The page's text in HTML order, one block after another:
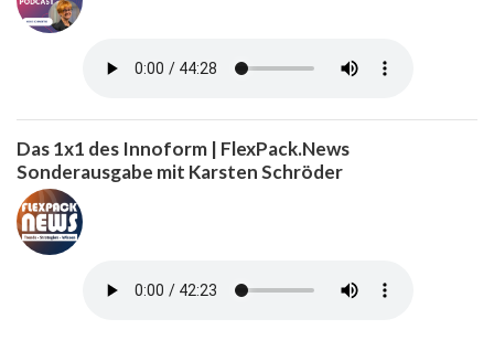
Das 1x1 des Innoform | FlexPack.News
Sonderausgabe mit Karsten Schröder